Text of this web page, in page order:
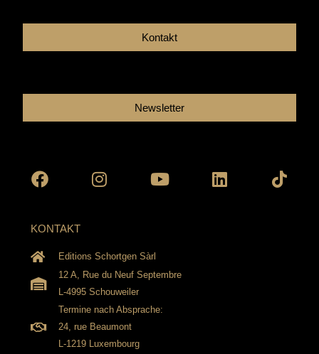
Kontakt
Newsletter
KONTAKT
Editions Schortgen Sàrl
12 A, Rue du Neuf Septembre
L-4995 Schouweiler
Termine nach Absprache:
24, rue Beaumont
L-1219 Luxembourg